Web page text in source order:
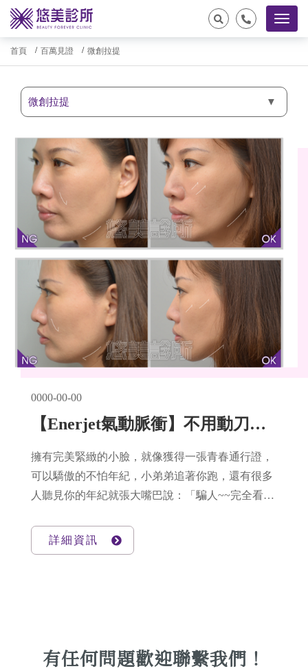
首頁 百萬見證 微創拉提
微創拉提
0000-00-00
【Enerjet氣動脈衝】不用動刀告別鬆腫垮！店長親自示範最強小臉術
擁有完美緊緻的小臉，就像獲得一張青春通行證，
可以驕傲的不怕年紀，小弟弟追著你跑，還有很多
人聽見你的年紀就張大嘴巴說：「騙人~~完全看不
日吹蠟燭老了一歲
詳細資訊
有任何問題歡迎聯繫我們！